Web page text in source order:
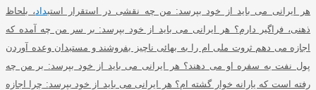
هر ایرانی می باید از خود بپرسد : من چه نقشی در استقرار استبداد ، بلحاظ
ذهنی، فراگیر دارم؟ هر ایرانی می باید از خود بپرسد : بر سر من چه آمده که
اجازه می دهم ثروت ملی ام را به بهائی ناچیز بفروشند و مستبدان وعده آوردن
پول نفت به سفره او می دهند؟ هر ایرانی می باید از خود بپرسد : بر من چه
رفته است که یارانه خوار گشته ام؟ هر ایرانی می باید از خود بپرسد : چرا اجازه